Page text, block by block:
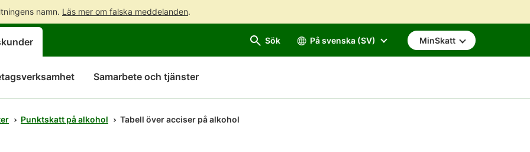
namn. Läs mer om falska meddelanden.
till
innehållet
hela
webbplatsens
Sök På svenska (SV) MinSkatt
Samarbete och tjänster
Punktskatt på alkohol Tabell över acciser på alkohol